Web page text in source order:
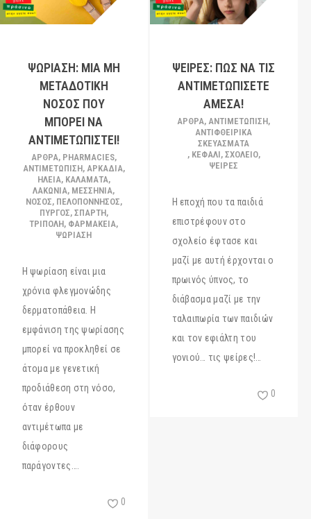
ΨΩΡΊΑΣΗ: ΜΙΑ ΜΗ
ΜΕΤΑΔΟΤΙΚΉ
ΝΌΣΟΣ ΠΟΥ
ΜΠΟΡΕΊ ΝΑ
ΑΝΤΙΜΕΤΩΠΙΣΤΕΊ!
ΆΡΘΡΑ, PHARMACIES,
ΑΝΤΙΜΕΤΩΠΙΣΗ, ΑΡΚΑΔΊΑ,
ΗΛΕΊΑ, ΚΑΛΑΜΆΤΑ,
ΛΑΚΩΝΊΑ, ΜΕΣΣΗΝΊΑ,
ΝΟΣΟΣ, ΠΕΛΟΠΌΝΝΗΣΟΣ,
ΠΎΡΓΟΣ, ΣΠΆΡΤΗ,
ΤΡΊΠΟΛΗ, ΦΑΡΜΑΚΕΊΑ,
ΨΩΡΊΑΣΗ
Η ψωρίαση είναι μια
χρόνια φλεγμονώδης
δερματοπάθεια. Η
εμφάνιση της ψωρίασης
μπορεί να προκληθεί σε
άτομα με γενετική
προδιάθεση στη νόσο,
όταν έρθουν
αντιμέτωπα με
διάφορους
παράγοντες….
0
ΨΕΊΡΕΣ: ΠΏΣ ΝΑ ΤΙΣ
ΑΝΤΙΜΕΤΩΠΊΣΕΤΕ
ΆΜΕΣΑ!
ΆΡΘΡΑ, ΑΝΤΙΜΕΤΩΠΙΣΗ,
ΑΝΤΙΦΘΕΙΡΙΚΆ
ΣΚΕΥΑΣΜΑΤΑ
, ΚΕΦΑΛΙ, ΣΧΟΛΕΙΟ,
ΨΕΙΡΕΣ
Η εποχή που τα παιδιά
επιστρέφουν στο
σχολείο έφτασε και
μαζί με αυτή έρχονται ο
πρωινός ύπνος, το
διάβασμα μαζί με την
ταλαιπωρία των παιδιών
και τον εφιάλτη του
γονιού… τις ψείρες!…
0